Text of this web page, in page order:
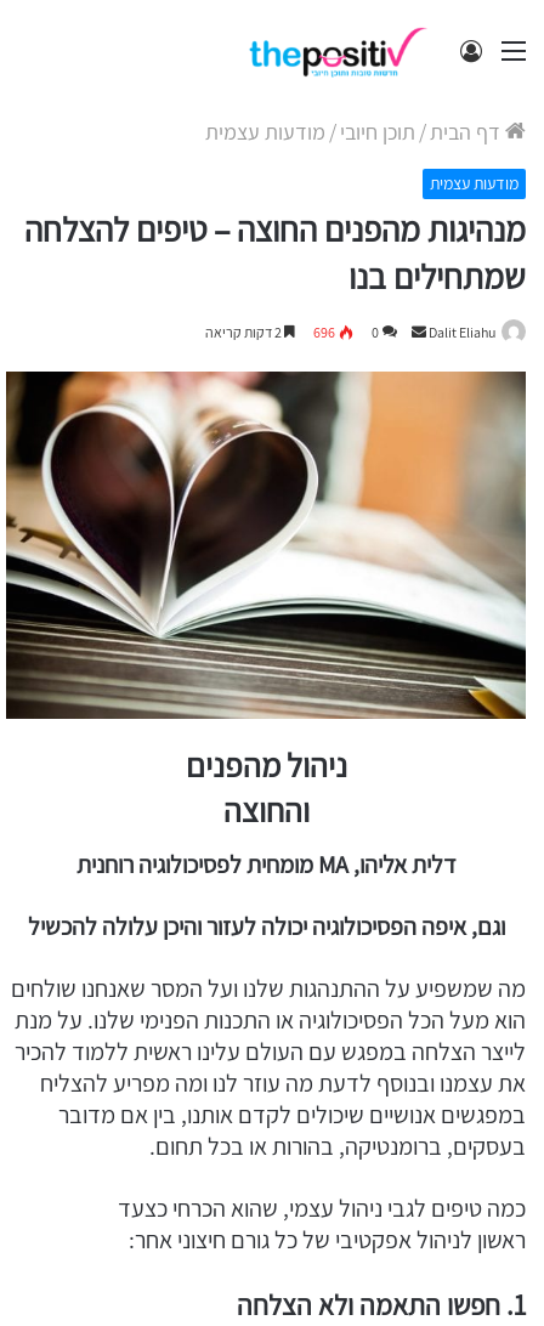
תפריט התחבר
דף הבית/ תוכן חיובי/ מודעות עצמית
מודעות עצמית
מנהיגות מהפנים החוצה – טיפים להצלחה
שמתחילים בנו
Dalit Eliahu
Send
0
696
ניהול מהפנים
והחוצה
דלית אליהו, MA מומחית לפסיכולוגיה רוחנית
וגם, איפה הפסיכולוגיה יכולה לעזור והיכן עלולהלהכשיל
מה שמשפיע על ההתנהגות שלנו ועל המסר שאנחנו שולחים
הוא מעל הכל הפסיכולוגיה או התכנות הפנימי שלנו. על מנת
לייצר הצלחה במפגש עם העולם עלינו ראשית ללמוד להכיר
את עצמנו ובנוסף לדעת מה עוזר לנו ומה מפריע להצליח
במפגשים אנושיים שיכולים לקדם אותנו, בין אם מדובר
בעסקים, ברומנטיקה, בהורות או בכל תחום.
כמה טיפים לגבי ניהול עצמי, שהוא הכרחי כצעד
ראשון לניהול אפקטיבי של כל גורם חיצוני אחר:
1. חפשו התאמה ולא הצלחה